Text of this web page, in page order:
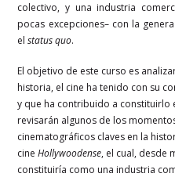
colectivo, y una industria
pocas excepciones– con la
elstatus quo.
El objetivo de este curso es
historia, el cine ha tenido con su
y que ha contribuido a constituirlo
revisarán algunos de los
cinematográficos claves en la
cineHollywoodense, el cual, desde
constituiría como una industria